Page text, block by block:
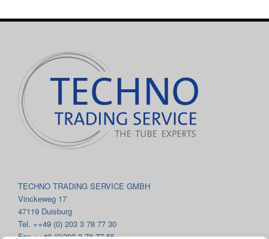
TECHNO TRADING SERVICE GMBH
Vinckeweg 17
47119 Duisburg
Tel. ++49 (0) 203 3 78 77 30
Fax ++49 (0)203 3 78 77 55